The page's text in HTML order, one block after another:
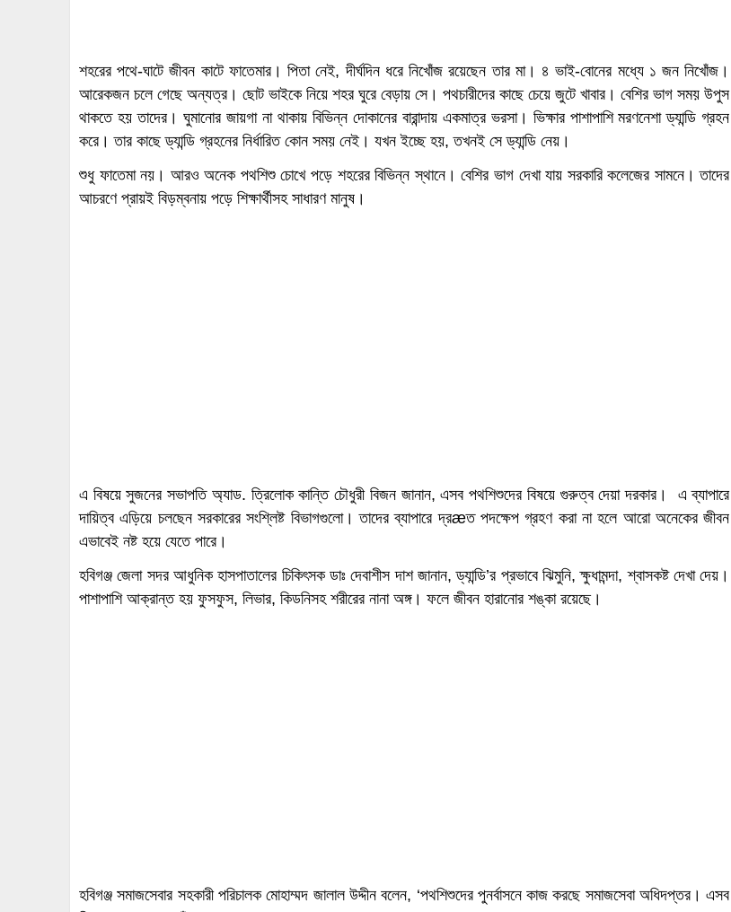
শহরের পথে-ঘাটে জীবন কাটে ফাতেমার। পিতা নেই, দীর্ঘদিন ধরে নিখোঁজ রয়েছেন তার মা। ৪ ভাই-বোনের মধ্যে ১ জন নিখোঁজ।
আরেকজন চলে গেছে অন্যত্র। ছোট ভাইকে নিয়ে শহর ঘুরে বেড়ায় সে। পথচারীদের কাছে চেয়ে জুটে খাবার। বেশির ভাগ সময় উপুস
থাকতে হয় তাদের। ঘুমানোর জায়গা না থাকায় বিভিন্ন দোকানের বারান্দায় একমাত্র ভরসা। ভিক্ষার পাশাপাশি মরণনেশা ড্যান্ডি গ্রহন
করে। তার কাছে ড্যান্ডি গ্রহনের নির্ধারিত কোন সময় নেই। যখন ইচ্ছে হয়, তখনই সে ড্যান্ডি নেয়।
শুধু ফাতেমা নয়। আরও অনেক পথশিশু চোখে পড়ে শহরের বিভিন্ন স্থানে। বেশির ভাগ দেখা যায় সরকারি কলেজের সামনে। তাদের
আচরণে প্রায়ই বিড়ম্বনায় পড়ে শিক্ষার্থীসহ সাধারণ মানুষ।
এ বিষয়ে সুজনের সভাপতি অ্যাড. ত্রিলোক কান্তি চৌধুরী বিজন জানান, এসব পথশিশুদের বিষয়ে গুরুত্ব দেয়া দরকার। এ ব্যাপারে
দায়িত্ব এড়িয়ে চলছেন সরকারের সংশ্লিষ্ট বিভাগগুলো। তাদের ব্যাপারে দ্রæত পদক্ষেপ গ্রহণ করা না হলে আরো অনেকের জীবন
এভাবেই নষ্ট হয়ে যেতে পারে।
হবিগঞ্জ জেলা সদর আধুনিক হাসপাতালের চিকিৎসক ডাঃ দেবাশীস দাশ জানান, ড্যান্ডি’র প্রভাবে ঝিমুনি, ক্ষুধামন্দা, শ্বাসকষ্ট দেখা দেয়।
পাশাপাশি আক্রান্ত হয় ফুসফুস, লিভার, কিডনিসহ শরীরের নানা অঙ্গ। ফলে জীবন হারানোর শঙ্কা রয়েছে।
হবিগঞ্জ সমাজসেবার সহকারী পরিচালক মোহাম্মদ জালাল উদ্দীন বলেন, ‘পথশিশুদের পুনর্বাসনে কাজ করছে সমাজসেবা অধিদপ্তর। এসব